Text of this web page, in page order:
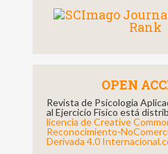
OPEN
Revista de Psicologia
al Ejercicio Fisico está
licencia de Creative
Reconocimiento-
Derivada 4.0